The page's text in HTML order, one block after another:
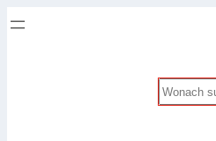
Search